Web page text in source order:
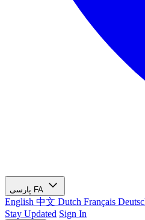
پارسی FA
English 中文 Dutch Français
Stay Updated Sign In